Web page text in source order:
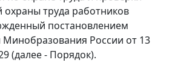
труда работников
постановлением
России от 13
(далее - Порядок).